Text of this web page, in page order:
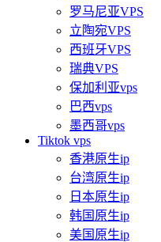
罗马尼亚VPS
立陶宛VPS
西班牙VPS
瑞典VPS
保加利亚vps
巴西vps
墨西哥vps
Tiktok vps
香港原生ip
台湾原生ip
日本原生ip
韩国原生ip
美国原生ip